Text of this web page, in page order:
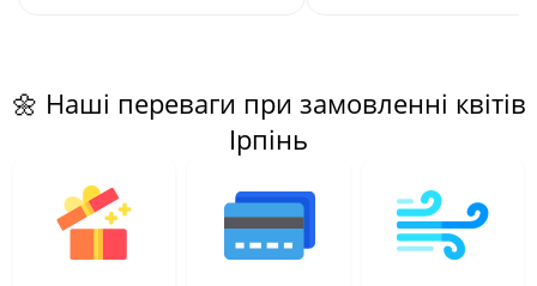
🌼 Наші переваги при замовленні квітів
Ірпінь